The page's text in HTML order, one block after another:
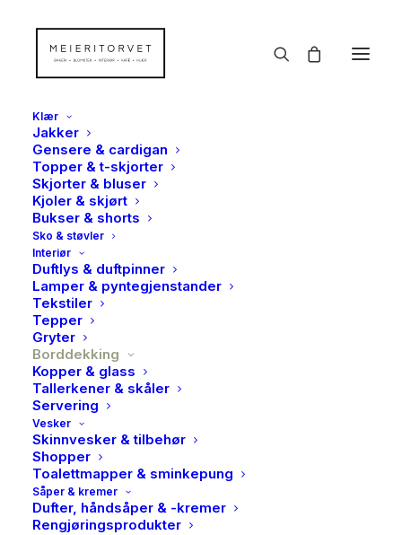
Klær
Jakker
Gensere & cardigan
Topper & t-skjorter
Skjorter & bluser
Kjoler & skjørt
Bukser & shorts
Sko & støvler
Interiør
Duftlys & duftpinner
Lamper & pyntegjenstander
Tekstiler
Tepper
Gryter
Borddekking
Kopper & glass
Tallerkener & skåler
Servering
Vesker
Skinnvesker & tilbehør
Shopper
Toalettmapper & sminkepung
Såper & kremer
Dufter, håndsåper & -kremer
Rengjøringsprodukter